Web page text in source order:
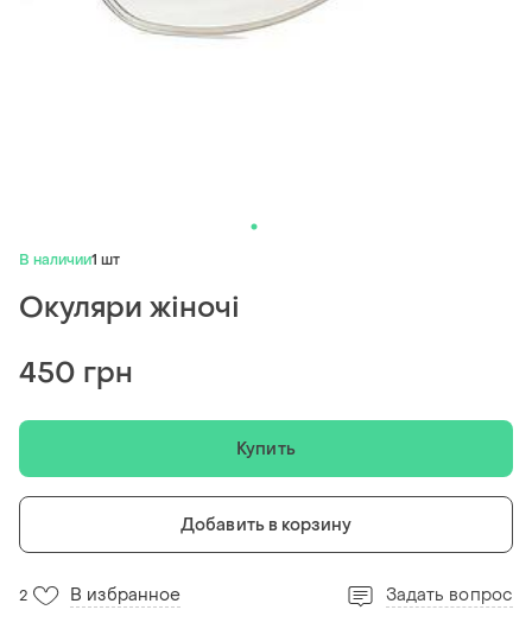
В наличии1 шт
Окуляри жіночі
450 грн
Купить
Добавить в корзину
2 В избранное Задать вопрос